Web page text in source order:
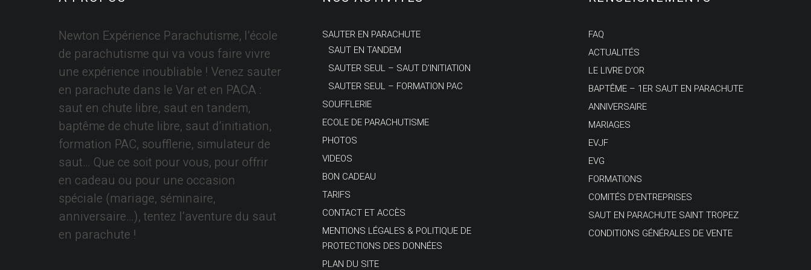
Newton Expérience Parachutisme, l’école
de parachutisme qui va vous faire vivre
une expérience inoubliable ! Venez sauter
en parachute dans le Var et en PACA :
saut en chute libre, saut en tandem,
baptême de chute libre, saut d’initiation,
formation PAC, soufflerie, simulateur de
saut… Que ce soit pour vous, pour offrir
en cadeau ou pour une occasion
spéciale (mariage, séminaire,
anniversaire…), tentez l’aventure du saut
en parachute !
SAUTER EN PARACHUTE
SAUT EN TANDEM
SAUTER SEUL – SAUT D’INITIATION
SAUTER SEUL – FORMATION PAC
SOUFFLERIE
ECOLE DE PARACHUTISME
PHOTOS
VIDEOS
BON CADEAU
TARIFS
CONTACT ET ACCÈS
MENTIONS LÉGALES & POLITIQUE DE
PROTECTIONS DES DONNÉES
PLAN DU SITE
FAQ
ACTUALITÉS
LE LIVRE D’OR
BAPTÊME – 1ER SAUT EN PARACHUTE
ANNIVERSAIRE
MARIAGES
EVJF
EVG
FORMATIONS
COMITÉS D’ENTREPRISES
SAUT EN PARACHUTE SAINT TROPEZ
CONDITIONS GÉNÉRALES DE VENTE